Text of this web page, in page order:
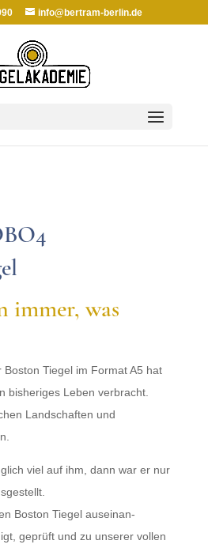
info@bertram-berlin.de
immer, was
Tiegel im Format A5 hat
bish­eriges Leben verbracht.
Land­schaften und
viel auf ihm, dann war er nur
Boston Tiegel auseinan­
geprüft und zu unserer vollen